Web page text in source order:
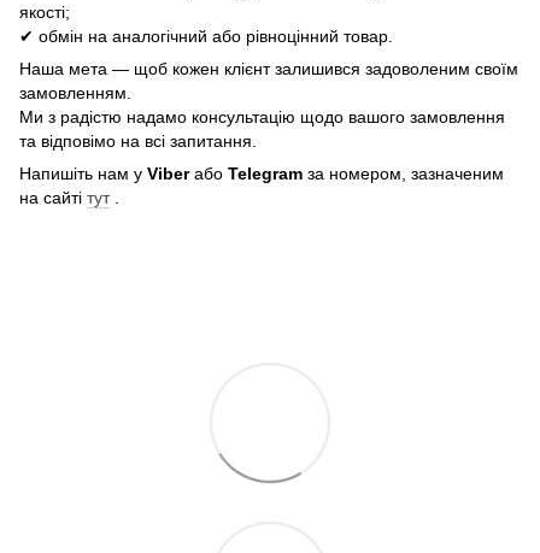
якості;
✔ обмін на аналогічний або рівноцінний товар.
Наша мета — щоб кожен клієнт залишився задоволеним своїм
замовленням.
Ми з радістю надамо консультацію щодо вашого замовлення
та відповімо на всі запитання.
Напишіть нам у Viberабо Telegram за номером, зазначеним
на сайті тут.